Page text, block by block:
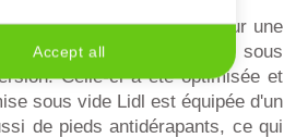
une garantie de 3 ans pour une
le succès en magasin sous
Celle-ci a été optimisée et
sous vide Lidl est équipée d'un
de pieds antidérapants, ce qui
Accept all